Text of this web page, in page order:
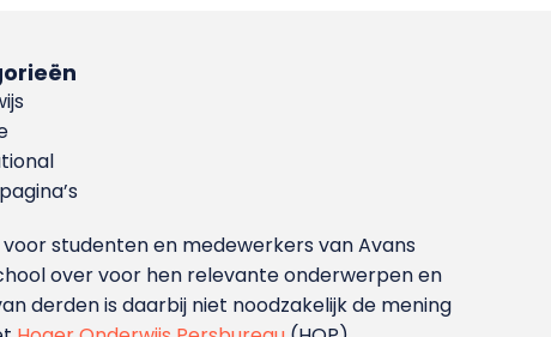
studenten en medewerkers van Avans
over voor hen relevante onderwerpen en
derden is daarbij niet noodzakelijk de mening